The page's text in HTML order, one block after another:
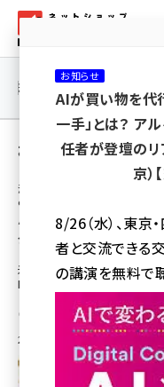
ン
ネ
yahoo (1900)
楽天 (1871)
アスクル (1118)
base (1071)
連載・特集 |
株式会社ecbeing
海外eコマースに学ぶ最新のEC
ecbeing
小売事業者とEC企業の競
タルトランスフォーメーショ
米国では「小売企業でECと実
FLAG”（赤旗）である」とも言
株式会社ecbeing
2018年12月17日 6:00
お知らせ
AIが買い物を代
一手」とは？ ア
任者が登壇のリ
京）
8/26（水）、東京
者と交流できる
の講演を無料で